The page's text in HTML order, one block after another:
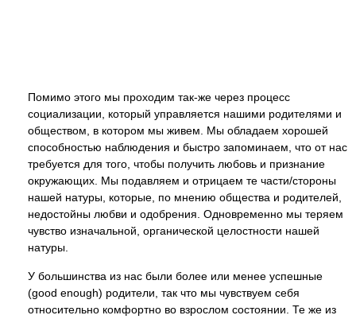
Помимо этого мы проходим так-же через процесс
социализации, который управляется нашими родителями и
обществом, в котором мы живем. Мы обладаем хорошей
способностью наблюдения и быстро запоминаем, что от нас
требуется для того, чтобы получить любовь и признание
окружающих. Мы подавляем и отрицаем те части/стороны
нашей натуры, которые, по мнению общества и родителей,
недостойны любви и одобрения. Одновременно мы теряем
чувство изначальной, органической целостности нашей
натуры.
У большинства из нас были более или менее успешные
(good enough) родители, так что мы чувствуем себя
относительно комфортно во взрослом состоянии. Те же из